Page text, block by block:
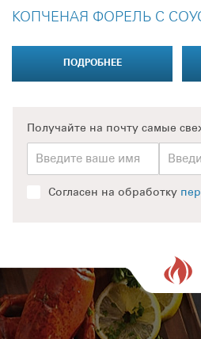
КОПЧЕНАЯ ФОРЕЛЬ С
ПОДРОБНЕЕ
Получайте на почту самые
Согласен на обработку